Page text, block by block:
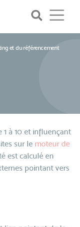
et du référencement
à 10 et influençant
sur le moteur de
est calculé en
pointant vers